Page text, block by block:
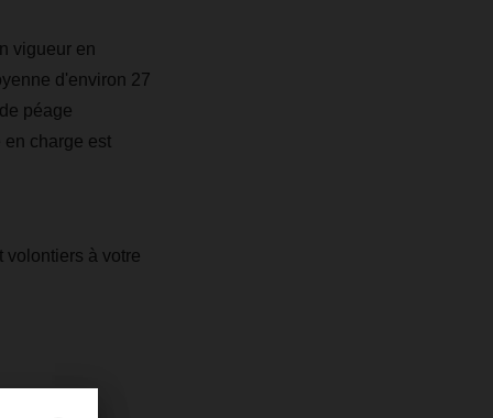
vigueur en
d'environ 27
péage
charge est
volontiers à votre